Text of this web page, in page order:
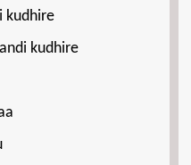
kudhire
kudhire